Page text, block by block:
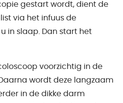
gestart wordt, dient de
via het infuus de
in slaap. Dan start het
voorzichtig in de
wordt deze langzaam
in de dikke darm